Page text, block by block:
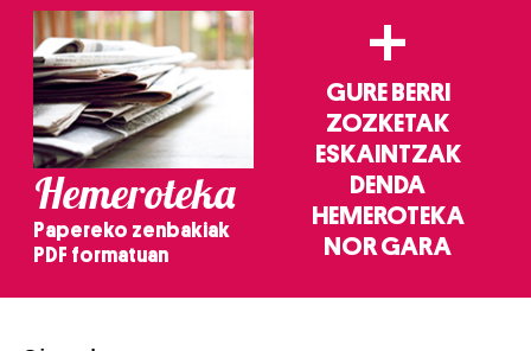
Hemeroteka
Papereko zenbakiak
PDF formatuan
+
GURE BERRI
ZOZKETAK
ESKAINTZAK
DENDA
HEMEROTEKA
NOR GARA